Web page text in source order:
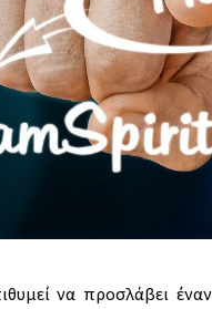
να προσλάβει